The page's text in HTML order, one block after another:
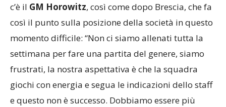
c’è il GM Horowitz, così come dopo Brescia, che fa
così il punto sulla posizione della società in questo
momento difficile: “Non ci siamo allenati tutta la
settimana per fare una partita del genere, siamo
frustrati, la nostra aspettativa è che la squadra
giochi con energia e segua le indicazioni dello staff
e questo non è successo. Dobbiamo essere più